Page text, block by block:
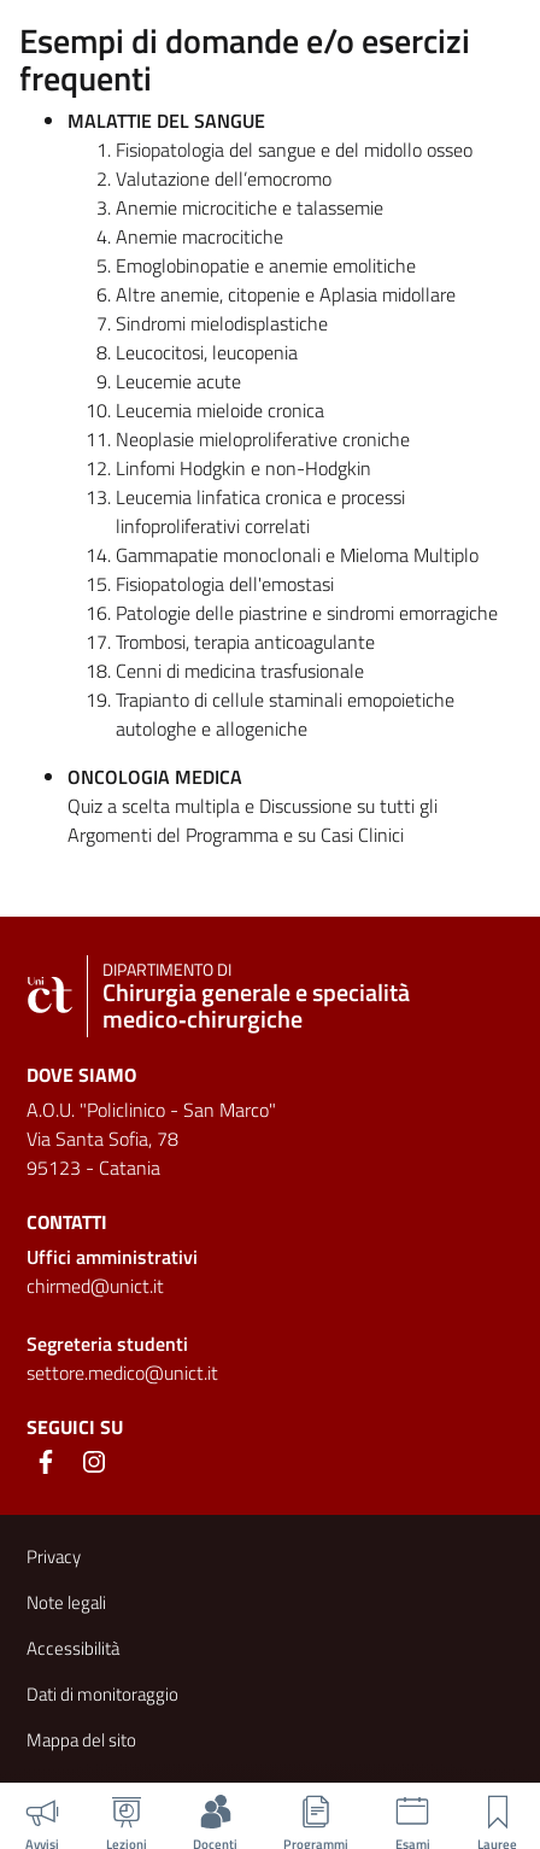
Esempi di domande e/o esercizi
frequenti
MALATTIE DEL SANGUE
Fisiopatologia del sangue e del midollo osseo
Valutazione dell’emocromo
Anemie microcitiche e talassemie
Anemie macrocitiche
Emoglobinopatie e anemie emolitiche
Altre anemie, citopenie e Aplasia midollare
Sindromi mielodisplastiche
Leucocitosi, leucopenia
Leucemie acute
Leucemia mieloide cronica
Neoplasie mieloproliferative croniche
Linfomi Hodgkin e non-Hodgkin
Leucemia linfatica cronica e processi
linfoproliferativi correlati
Gammapatie monoclonali e Mieloma Multiplo
Fisiopatologia dell'emostasi
Patologie delle piastrine e sindromi emorragiche
Trombosi, terapia anticoagulante
Cenni di medicina trasfusionale
Trapianto di cellule staminali emopoietiche
autologhe e allogeniche
ONCOLOGIA MEDICA
Quiz a scelta multipla e Discussione su tutti gli
Argomenti del Programma e su Casi Clinici
Avvisi Lezioni Docenti Programmi Esami Lauree
DIPARTIMENTO DI
Chirurgia generale e specialità
medico‑chirurgiche
DOVE SIAMO
A.O.U. "Policlinico - San Marco"
Via Santa Sofia, 78
95123 - Catania
CONTATTI
Uffici amministrativi
chirmed@unict.it
Segreteria studenti
settore.medico@unict.it
SEGUICI SU
Link e informazioni utili
Privacy
Note legali
Accessibilità
Dati di monitoraggio
Mappa del sito